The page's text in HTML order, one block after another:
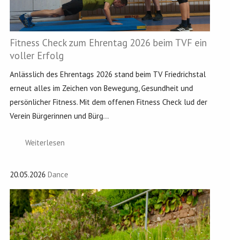
Fitness Check zum Ehrentag 2026 beim TVF ein
voller Erfolg
Anlässlich des Ehrentags 2026 stand beim TV Friedrichstal
erneut alles im Zeichen von Bewegung, Gesundheit und
persönlicher Fitness. Mit dem offenen Fitness Check lud der
Verein Bürgerinnen und Bürg...
Weiterlesen
20.05.2026 Dance